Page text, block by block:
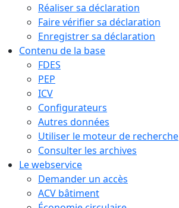
Réaliser sa déclaration
Faire vérifier sa déclaration
Enregistrer sa déclaration
Contenu de la base
FDES
PEP
ICV
Configurateurs
Autres données
Utiliser le moteur de recherche
Consulter les archives
Le webservice
Demander un accès
ACV bâtiment